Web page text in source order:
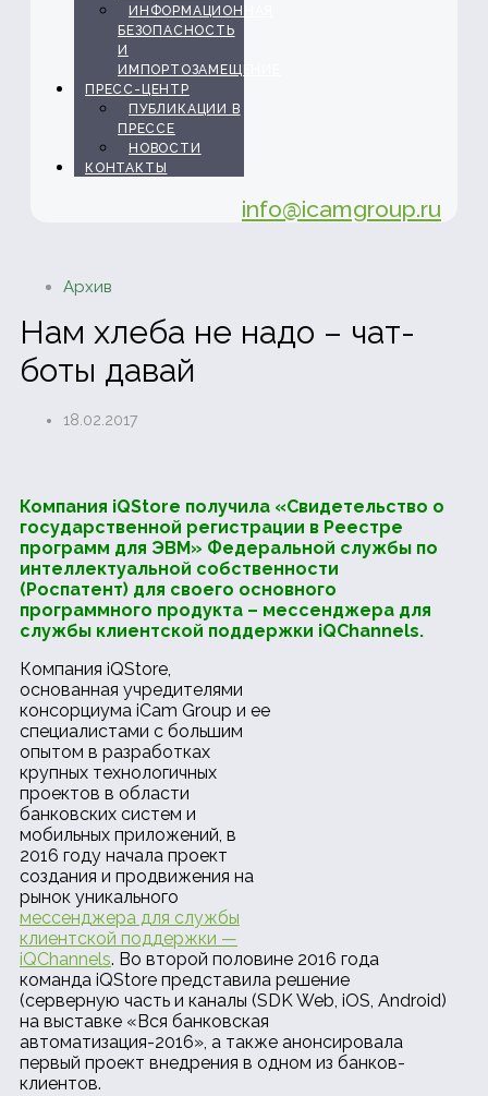
ИНФОРМАЦИОННАЯ
БЕЗОПАСНОСТЬ
И
ИМПОРТОЗАМЕЩЕНИЕ
ПРЕСС-ЦЕНТР
ПУБЛИКАЦИИ В
ПРЕССЕ
НОВОСТИ
КОНТАКТЫ
info@icamgroup.ru
Архив
Нам хлеба не надо – чат-
боты давай
18.02.2017
Компания iQStore получила «Свидетельство о
государственной регистрации в Реестре
программ для ЭВМ» Федеральной службы по
интеллектуальной собственности
(Роспатент) для своего основного
программного продукта – мессенджера для
службы клиентской поддержки iQChannels.
Компания iQStore,
основанная учредителями
консорциума iCam Group и ее
специалистами с большим
опытом в разработках
крупных технологичных
проектов в области
банковских систем и
мобильных приложений, в
2016 году начала проект
создания и продвижения на
рынок уникального
мессенджера для службы
клиентской поддержки —
iQChannels. Во второй половине 2016 года
команда iQStore представила решение
(серверную часть и каналы (SDK Web, iOS, Android)
на выставке «Вся банковская
автоматизация-2016», а также анонсировала
первый проект внедрения в одном из банков-
клиентов.